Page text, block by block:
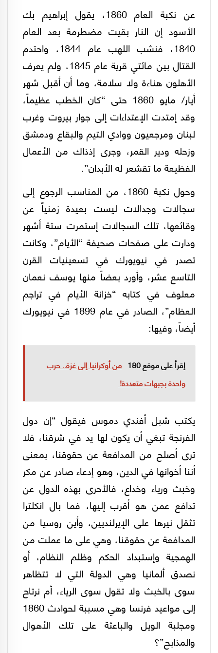
عن نكبة العام 1860، يقول إبراهيم بك
الأسود إن النار بقيت مضطرمة بعد العام
1840، فنشب اللهب عام 1844، واحتدم
القتال بين مائتي قرية عام 1845، ولم يعرف
الأهلون هناءة ولا سلامة، وما أن أقبل شهر
أيار/ مايو 1860 حتى “كان الخطب عظيماً،
وقد إمتدت الإعتداءات إلى جوار بيروت وغرب
لبنان ومرجعيون ووادي التيم والبقاع ودمشق
وزحله ودير القمر، وجرى إذذاك من الأعمال
الفظيعة ما تقشعر له الأبدان”.
وحول نكبة 1860، من المناسب الرجوع إلى
سجالات وجدالات ليست بعيدة زمنياً عن
وقائعها، تلك السجالات إستمرت ستة أشهر
ودارت على صفحات صحيفة “الأيام”، وكانت
تصدر في نيويورك في تسعينيات القرن
التاسع عشر، وأورد بعضاً منها يوسف نعمان
معلوف في كتابه “خزانة الأيام في تراجم
العظام”، الصادر في عام 1899 في نيويورك
أيضاً، وفيها:
إقرأ على موقع 180
من أوكرانيا إلى غزة.. حرب
واحدة بجبهات متعددة!
يكتب شبل أفندي دموس فيقول “إن دول
الفرنجة تبغي أن يكون لها يد في شرقنا، فلا
ترى أصلح من المدافعة عن حقوقنا، بمعنى
أننا أخوانها في الدين، وهو إدعاء صادر عن مكر
وخبث ورياء وخداع، فالأحرى بهذه الدول عن
تدافع عمن هو أقرب إليها، فما بال انكلترا
تثقل نيرها على الإيرلنديين، وأين روسيا من
المدافعة عن حقوقنا، وهي على ما عملت من
الهمجية وإستبداد الحكم وظلم النظام، أو
نصدق ألمانيا وهي الدولة التي لا تتظاهر
سوى بالخبث ولا تقول سوى الرياء، أم نرتاح
إلى مواعيد فرنسا وهي مسببة لحوادث 1860
ومجلبة الويل والباعثة على تلك الأهوال
والمذابح”؟